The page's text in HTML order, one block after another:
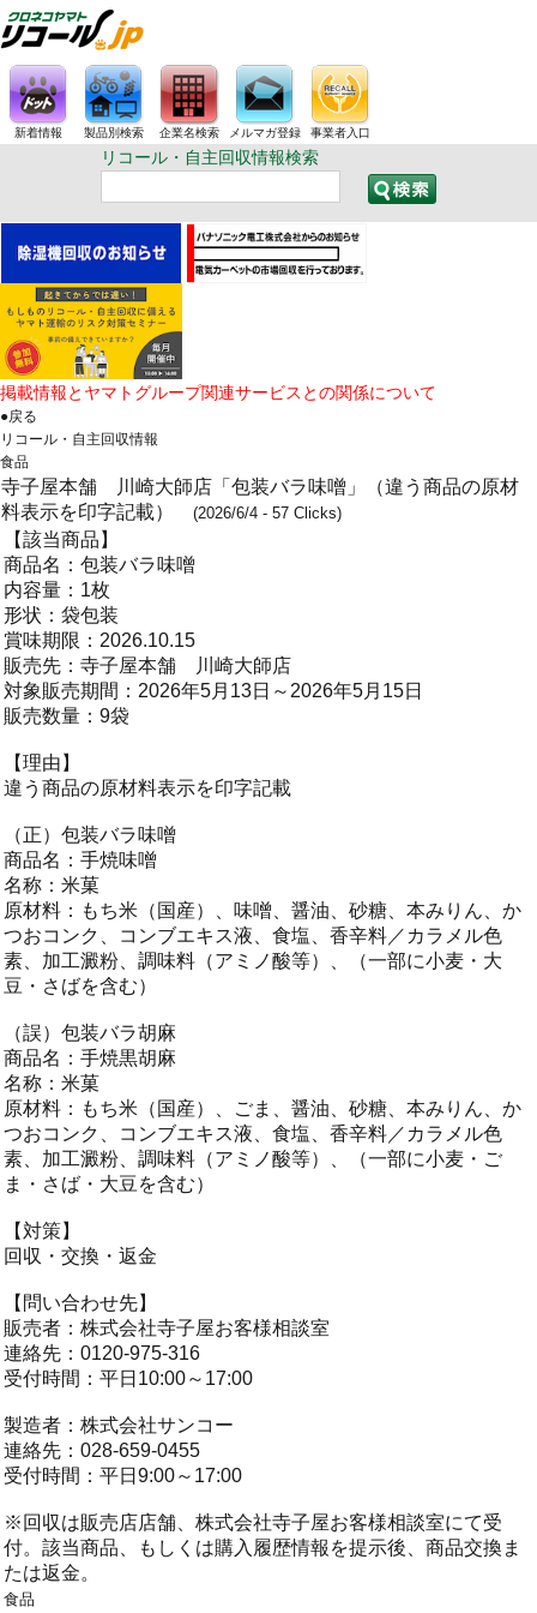
新着情報 製品別検索 企業名検索 メルマガ登録 事業者入口
リコール・自主回収情報検索
掲載情報とヤマトグループ関連サービスとの関係について
●戻る
リコール・自主回収情報
食品
寺子屋本舗 川崎大師店「包装バラ味噌」（違う商品の原材
料表示を印字記載）
(2026/6/4 - 57 Clicks)
【該当商品】
商品名：包装バラ味噌
内容量：1枚
形状：袋包装
賞味期限：2026.10.15
販売先：寺子屋本舗 川崎大師店
対象販売期間：2026年5月13日～2026年5月15日
販売数量：9袋
【理由】
違う商品の原材料表示を印字記載
（正）包装バラ味噌
商品名：手焼味噌
名称：米菓
原材料：もち米（国産）、味噌、醤油、砂糖、本みりん、か
つおコンク、コンブエキス液、食塩、香辛料／カラメル色
素、加工澱粉、調味料（アミノ酸等）、（一部に小麦・大
豆・さばを含む）
（誤）包装バラ胡麻
商品名：手焼黒胡麻
名称：米菓
原材料：もち米（国産）、ごま、醤油、砂糖、本みりん、か
つおコンク、コンブエキス液、食塩、香辛料／カラメル色
素、加工澱粉、調味料（アミノ酸等）、（一部に小麦・ご
ま・さば・大豆を含む）
【対策】
回収・交換・返金
【問い合わせ先】
販売者：株式会社寺子屋お客様相談室
連絡先：0120-975-316
受付時間：平日10:00～17:00
製造者：株式会社サンコー
連絡先：028-659-0455
受付時間：平日9:00～17:00
※回収は販売店店舗、株式会社寺子屋お客様相談室にて受
付。該当商品、もしくは購入履歴情報を提示後、商品交換ま
たは返金。
食品